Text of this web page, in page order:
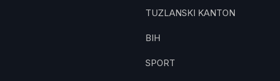
TUZLANSKI KANTON
BIH
SPORT